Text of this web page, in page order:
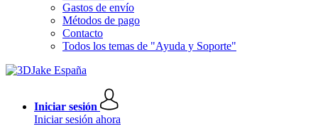
Gastos de envío
Métodos de pago
Contacto
Todos los temas de "Ayuda y Soporte"
Iniciar sesión
Iniciar sesión ahora